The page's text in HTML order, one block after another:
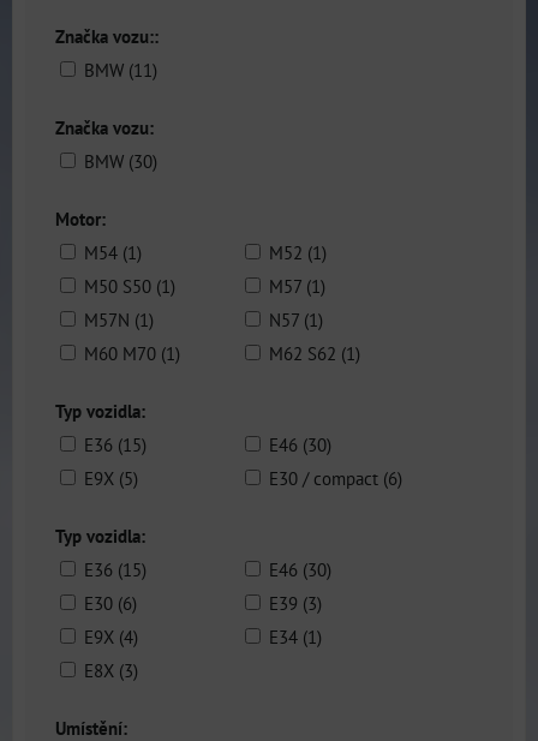
Značka vozu::
BMW (11)
Značka vozu:
BMW (30)
Motor:
M54 (1)
M52 (1)
M50 S50 (1)
M57 (1)
M57N (1)
N57 (1)
M60 M70 (1)
M62 S62 (1)
Typ vozidla:
E36 (15)
E46 (30)
E9X (5)
E30 / compact (6)
Typ vozidla:
E36 (15)
E46 (30)
E30 (6)
E39 (3)
E9X (4)
E34 (1)
E8X (3)
Umístění: